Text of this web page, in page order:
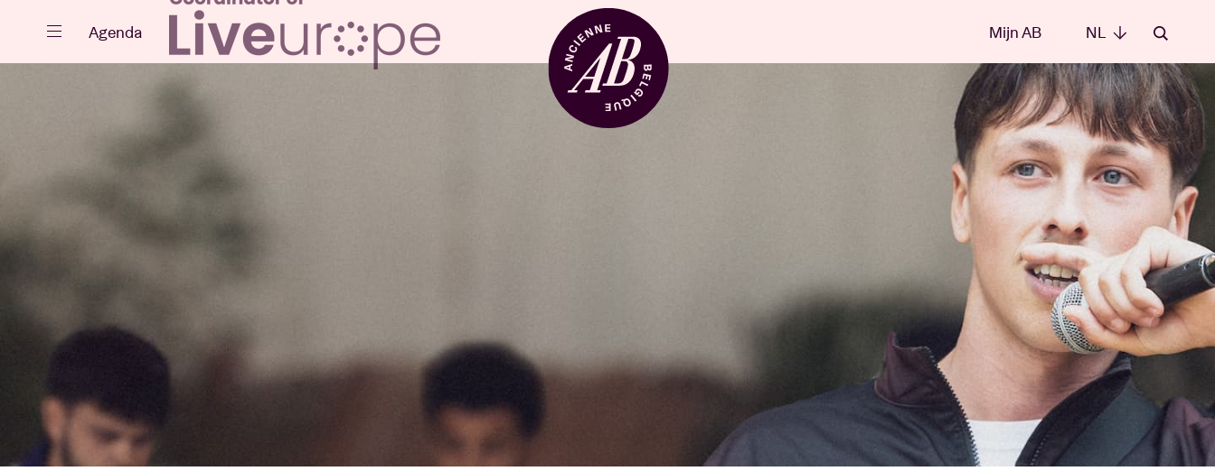
Sluiten NL
Agenda
Projecten
Nieuws
Concertcheque
Over AB
Agenda Mijn AB NL